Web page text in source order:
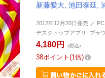
新藤愛大, 池田泰延,
2012年12月20日発売 ／
デスクトップアプリ, ブラ
4,180円 (税込)
38ポイント 1倍